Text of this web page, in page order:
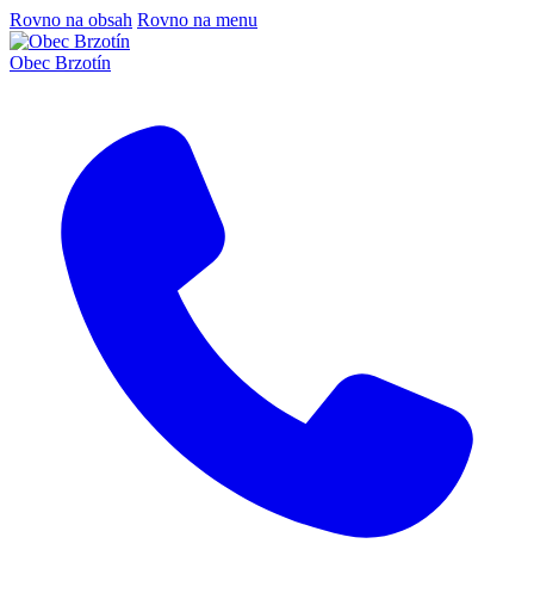
Rovno na obsah Rovno na menu
Obec Brzotín